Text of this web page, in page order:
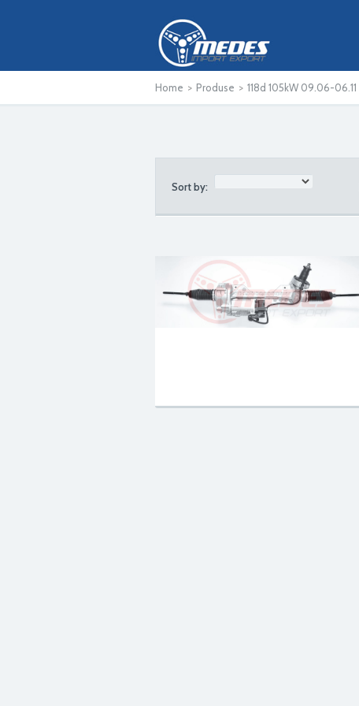
Home > Produse > 118d 105kW 09.06-06.11
Sort by: